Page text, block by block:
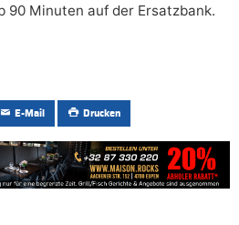
90 Minuten auf der Ersatzbank.
E-Mail Drucken